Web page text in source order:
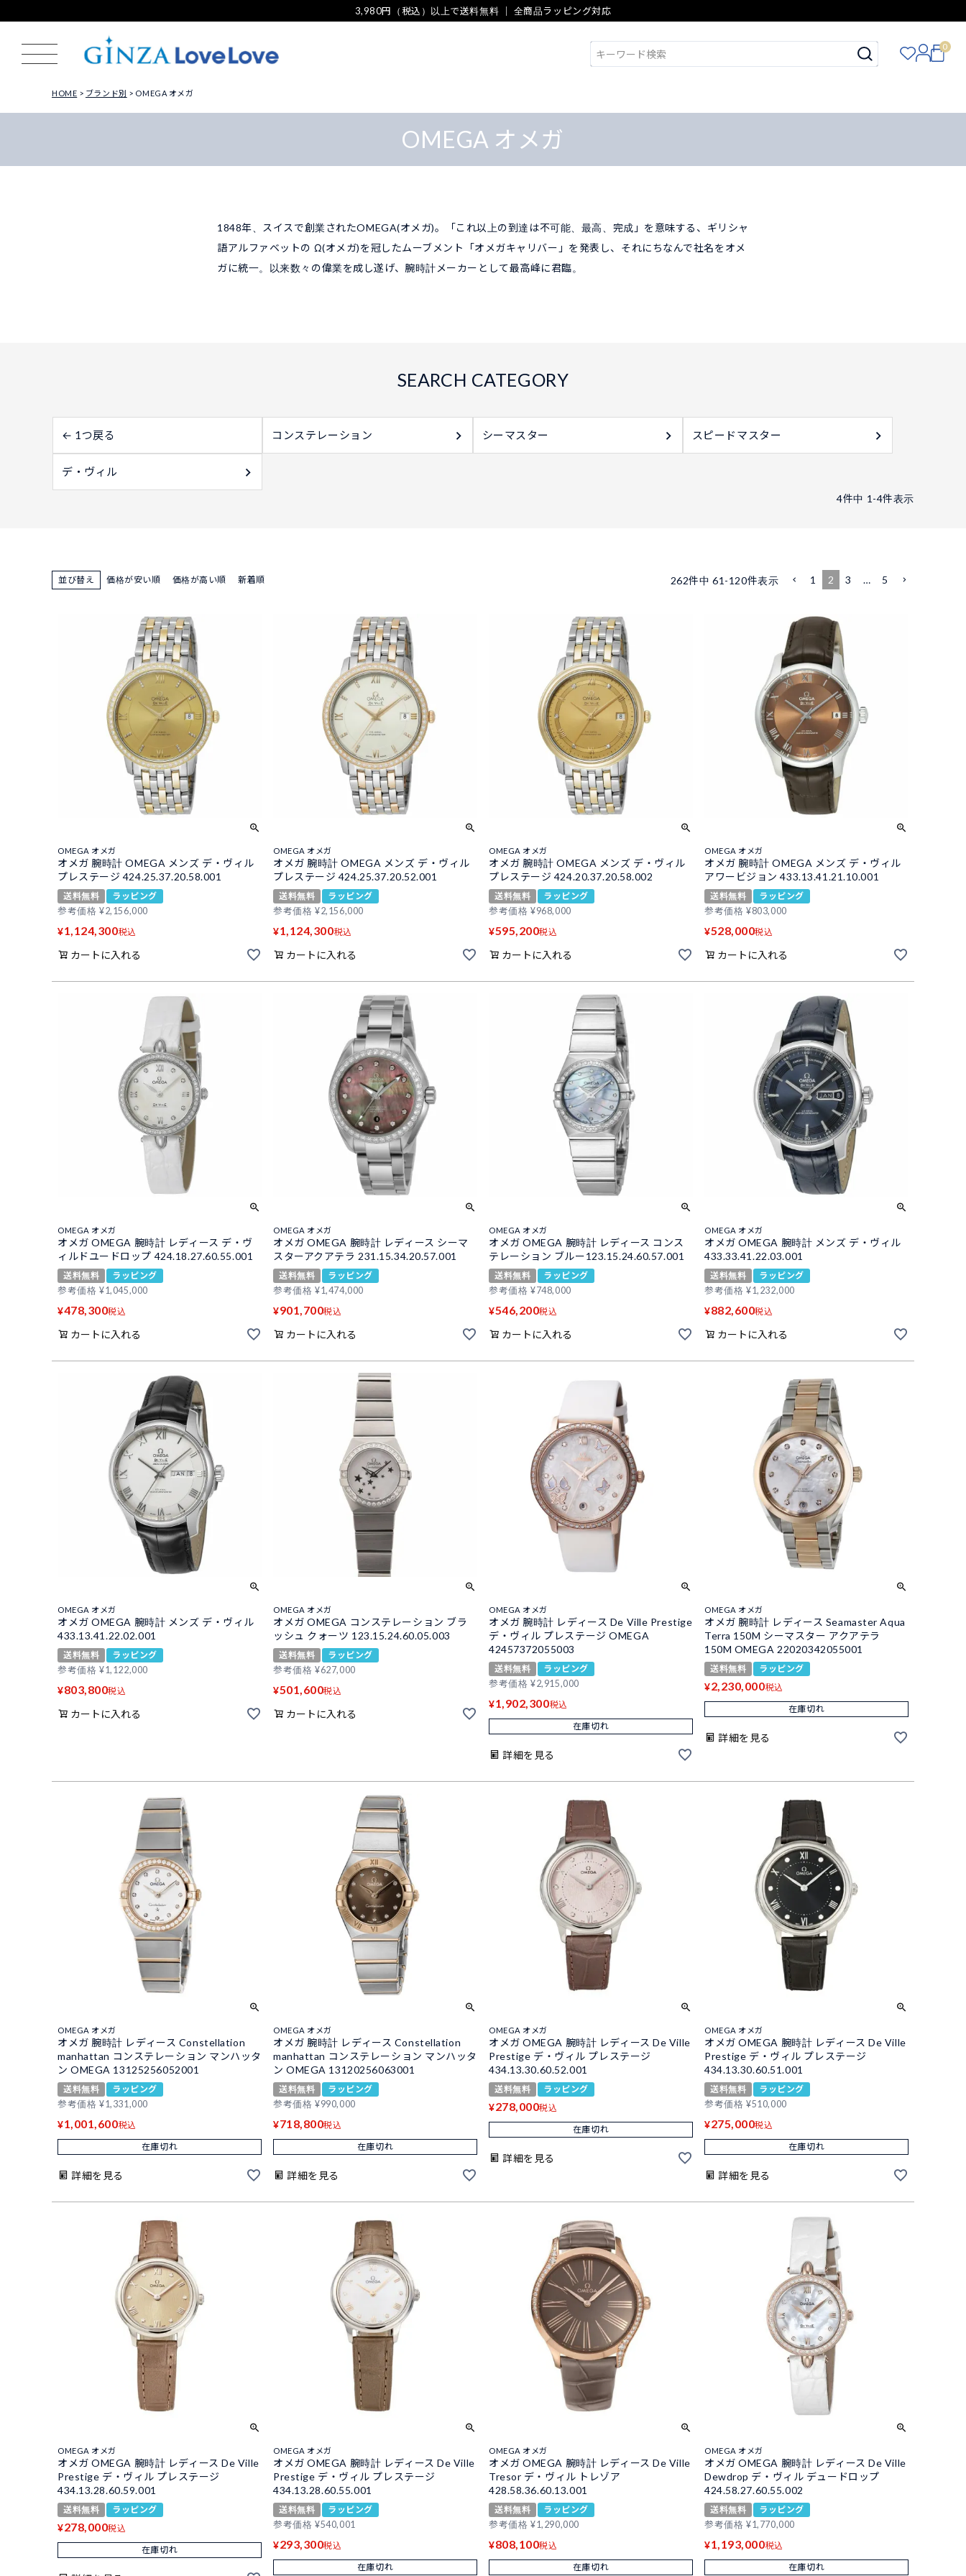
3,980円（税込）以上で送料無料 ｜ 全商品ラッピング対応
0
HOME ブランド別 OMEGA オメガ
OMEGA オメガ
1848年、スイスで創業されたOMEGA(オメガ)。「これ以上の到達は不可能、最高、完成」を意味する、ギリシャ
語アルファベットの Ω(オメガ)を冠したムーブメント「オメガキャリバー」を発表し、それにちなんで社名をオメ
ガに統一。以来数々の偉業を成し遂げ、腕時計メーカーとして最高峰に君臨。
← 1つ戻る コンステレーション シーマスター スピードマスター
デ・ヴィル
4件中 1 -4件表示
並び替え 価格が安い順 価格が高い順 新着順 262件中 61 -120件表示 1 2 3 … 5
OMEGA オメガ
オメガ 腕時計 OMEGA メンズ デ・ヴィル
プレステージ 424.25.37.20.58.001
送料無料
ラッピング
参考価格 ¥2,156,000
¥1,124,300税込
カートに入れる
OMEGA オメガ
オメガ 腕時計 OMEGA メンズ デ・ヴィル
プレステージ 424.25.37.20.52.001
送料無料
ラッピング
参考価格 ¥2,156,000
¥1,124,300税込
カートに入れる
OMEGA オメガ
オメガ 腕時計 OMEGA メンズ デ・ヴィル
プレステージ 424.20.37.20.58.002
送料無料
ラッピング
参考価格 ¥968,000
¥595,200税込
カートに入れる
OMEGA オメガ
オメガ 腕時計 OMEGA メンズ デ・ヴィル
アワービジョン 433.13.41.21.10.001
送料無料
ラッピング
参考価格 ¥803,000
¥528,000税込
カートに入れる
OMEGA オメガ
オメガ OMEGA 腕時計 レディース デ・ヴ
ィルドユードロップ 424.18.27.60.55.001
送料無料
ラッピング
参考価格 ¥1,045,000
¥478,300税込
カートに入れる
OMEGA オメガ
オメガ OMEGA 腕時計 レディース シーマ
スターアクアテラ 231.15.34.20.57.001
送料無料
ラッピング
参考価格 ¥1,474,000
¥901,700税込
カートに入れる
OMEGA オメガ
オメガ OMEGA 腕時計 レディース コンス
テレーション ブルー123.15.24.60.57.001
送料無料
ラッピング
参考価格 ¥748,000
¥546,200税込
カートに入れる
OMEGA オメガ
オメガ OMEGA 腕時計 メンズ デ・ヴィル
433.33.41.22.03.001
送料無料
ラッピング
参考価格 ¥1,232,000
¥882,600税込
カートに入れる
OMEGA オメガ
オメガ OMEGA 腕時計 メンズ デ・ヴィル
433.13.41.22.02.001
送料無料
ラッピング
参考価格 ¥1,122,000
¥803,800税込
カートに入れる
OMEGA オメガ
オメガ OMEGA コンステレーション ブラ
ッシュ クォーツ 123.15.24.60.05.003
送料無料
ラッピング
参考価格 ¥627,000
¥501,600税込
カートに入れる
OMEGA オメガ
オメガ 腕時計 レディース De Ville Prestige
デ・ヴィル プレステージ OMEGA
42457372055003
送料無料
ラッピング
参考価格 ¥2,915,000
¥1,902,300税込
在庫切れ
詳細を見る
OMEGA オメガ
オメガ 腕時計 レディース Seamaster Aqua
Terra 150M シーマスター アクアテラ
150M OMEGA 22020342055001
送料無料 ラッピング
¥2,230,000税込
在庫切れ
詳細を見る
OMEGA オメガ
オメガ 腕時計 レディース Constellation
manhattan コンステレーション マンハッタ
ン OMEGA 13125256052001
送料無料
ラッピング
参考価格 ¥1,331,000
¥1,001,600税込
在庫切れ
詳細を見る
OMEGA オメガ
オメガ 腕時計 レディース Constellation
manhattan コンステレーション マンハッタ
ン OMEGA 13120256063001
送料無料
ラッピング
参考価格 ¥990,000
¥718,800税込
在庫切れ
詳細を見る
OMEGA オメガ
オメガ OMEGA 腕時計 レディース De Ville
Prestige デ・ヴィル プレステージ
434.13.30.60.52.001
送料無料 ラッピング
¥278,000税込
在庫切れ
詳細を見る
OMEGA オメガ
オメガ OMEGA 腕時計 レディース De Ville
Prestige デ・ヴィル プレステージ
434.13.30.60.51.001
送料無料
ラッピング
参考価格 ¥510,000
¥275,000税込
在庫切れ
詳細を見る
OMEGA オメガ
オメガ OMEGA 腕時計 レディース De Ville
Prestige デ・ヴィル プレステージ
434.13.28.60.59.001
送料無料 ラッピング
¥278,000税込
在庫切れ
OMEGA オメガ
オメガ OMEGA 腕時計 レディース De Ville
Prestige デ・ヴィル プレステージ
434.13.28.60.55.001
送料無料
ラッピング
参考価格 ¥540,001
¥293,300税込
在庫切れ
OMEGA オメガ
オメガ OMEGA 腕時計 レディース De Ville
Tresor デ・ヴィル トレゾア
428.58.36.60.13.001
送料無料
ラッピング
参考価格 ¥1,290,000
¥808,100税込
在庫切れ
OMEGA オメガ
オメガ OMEGA 腕時計 レディース De Ville
Dewdrop デ・ヴィル デュードロップ
424.58.27.60.55.002
送料無料
ラッピング
参考価格 ¥1,770,000
¥1,193,000税込
在庫切れ